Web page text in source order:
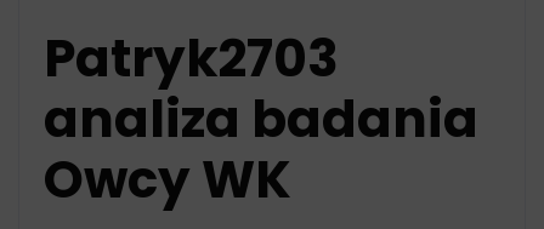
Patryk2703
analiza badania
Owcy WK